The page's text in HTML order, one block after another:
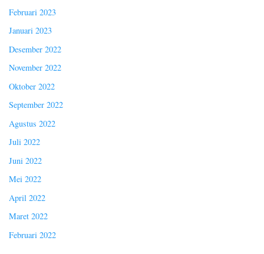
Februari 2023
Januari 2023
Desember 2022
November 2022
Oktober 2022
September 2022
Agustus 2022
Juli 2022
Juni 2022
Mei 2022
April 2022
Maret 2022
Februari 2022